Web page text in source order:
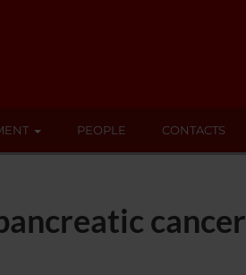
PEOPLE CONTACTS
cancer